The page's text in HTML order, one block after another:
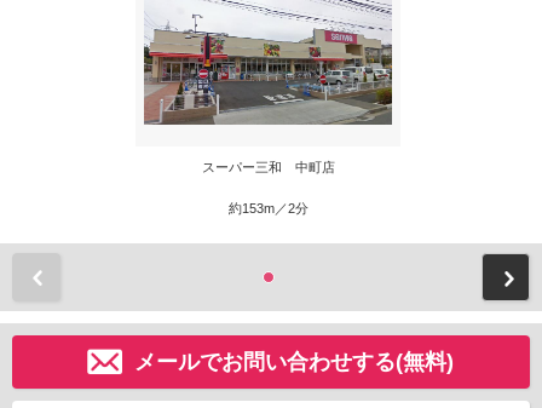
スーパー三和 中町店
約153m／2分
メールでお問い合わせする(無料)